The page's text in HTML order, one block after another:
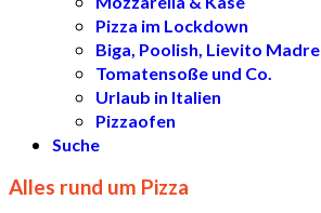
Pizza im Lockdown
Biga, Poolish, Lievito Madre
Tomatensoße und Co.
Urlaub in Italien
Pizzaofen
Suche
Alles rund um Pizza